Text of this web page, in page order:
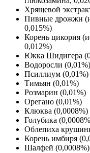
Хрящевой
Пивные дрожжи
0,015%)
Корень цикория
0,012%)
Юкка Шидигера
Водоросли (0,01%)
Псиллиум (0,01%)
Тимьян (0,01%)
Розмарин (0,01%)
Орегано (0,01%)
Клюква (0,0008%)
Голубика
Облепиха
Корень имбиря
Шалфей (0,0008%)